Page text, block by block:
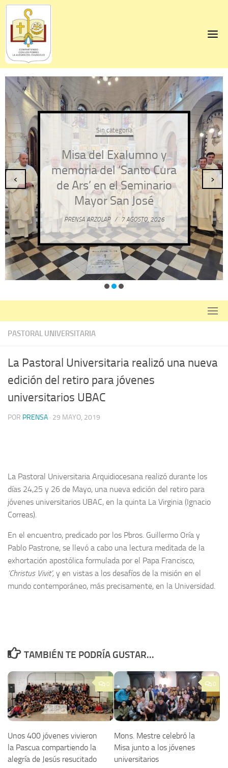
Skip
content
Sin categoría
Misa del Exalumno y
memoria del ‘Santo Cura
de Ars’ en el Seminario
Mayor San José
PRENSA ARZOLAP / 7 AGOSTO, 2026
‹ ›
PASTORAL UNIVERSITARIA
La Pastoral Universitaria realizó una nueva
edición del retiro para jóvenes
universitarios UBAC
POR PRENSA · 29 MAYO, 2019
La Pastoral Universitaria Arquidiocesana realizó durante los
días 24,25 y 26 de Mayo, una nueva edición del retiro para
jóvenes universitarios UBAC, en la quinta La Virginia (Ignacio
Correas).
En el encuentro, predicado por los Pbros. Guillermo Oría y
Pablo Pastrone, se llevó a cabo una lectura meditada de la
exhortación apostólica formulada por el Papa Francisco,
‘Christus Vivit’, y en vistas a los desafíos de la misión en el
mundo contemporáneo, más precisamente, en la Universidad.
TAMBIÉN TE PODRÍA GUSTAR...
0
Unos 400 jóvenes vivieron
la Pascua compartiendo la
alegría de Jesús resucitado
0
Mons. Mestre celebró la
Misa junto a los jóvenes
universitarios